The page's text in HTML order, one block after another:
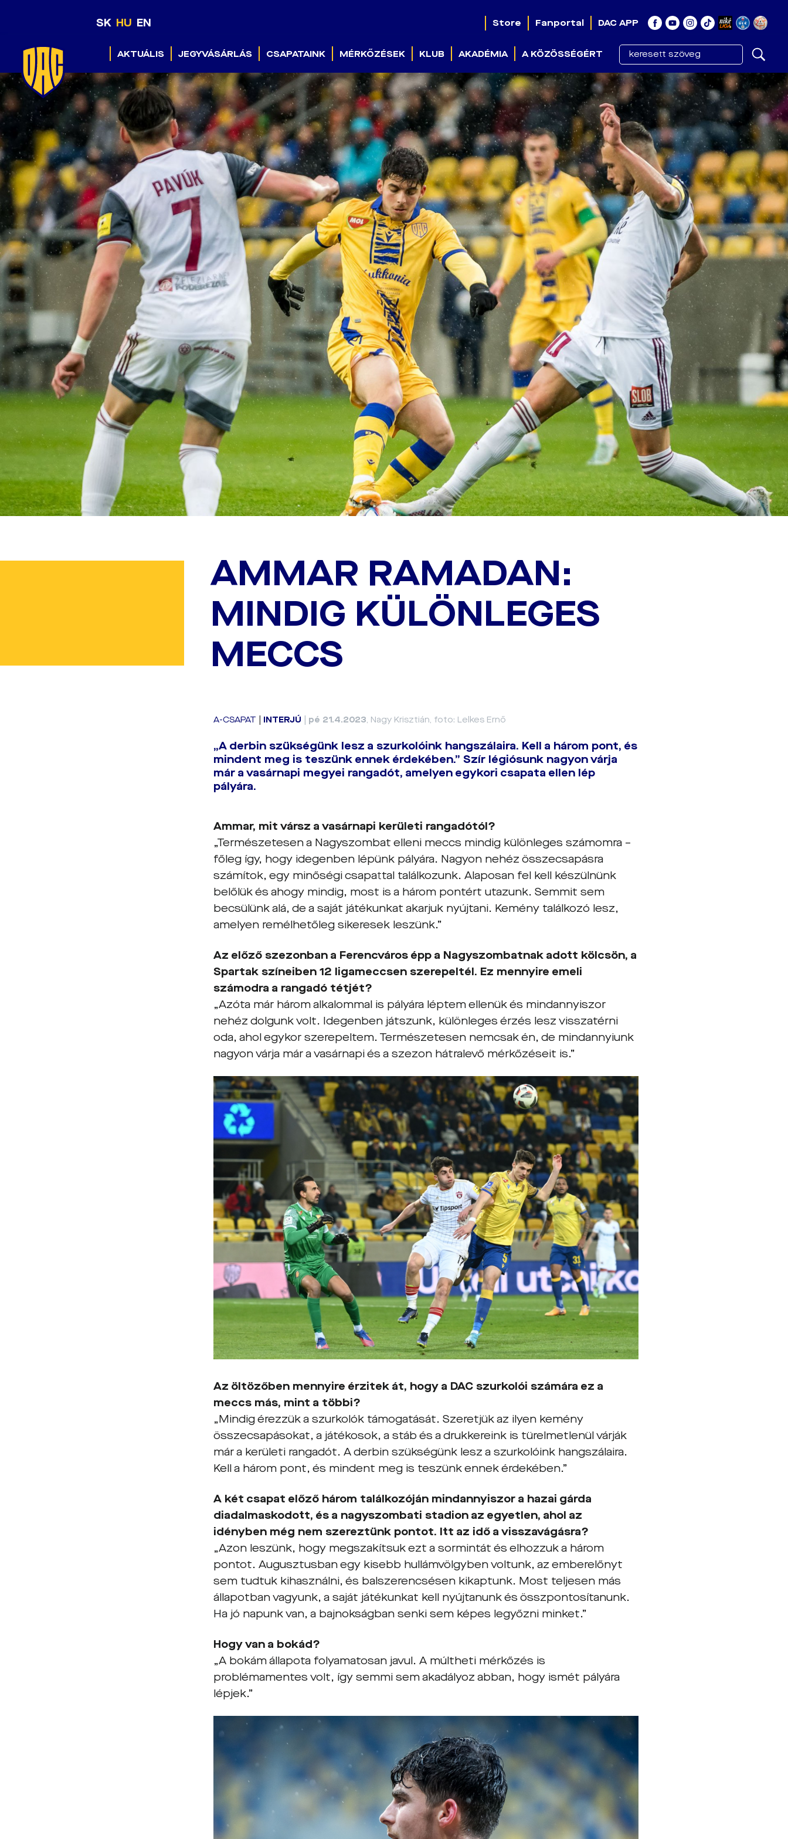
SK HU EN Store Fanportal DAC APP
AKTUÁLIS JEGYVÁSÁRLÁS CSAPATAINK MÉRKŐZÉSEK KLUB AKADÉMIA A KÖZÖSSÉGÉRT
AMMAR RAMADAN:
MINDIG KÜLÖNLEGES
MECCS
A-CSAPAT INTERJÚ pé 21.4.2023, Nagy Krisztián, foto: Lelkes Ernő
„A derbin szükségünk lesz a szurkolóink hangszálaira. Kell a három pont, és
mindent meg is teszünk ennek érdekében.” Szír légiósunk nagyon várja
már a vasárnapi megyei rangadót, amelyen egykori csapata ellen lép
pályára.
Ammar, mit vársz a vasárnapi kerületi rangadótól?
„Természetesen a Nagyszombat elleni meccs mindig különleges számomra –
főleg így, hogy idegenben lépünk pályára. Nagyon nehéz összecsapásra
számítok, egy minőségi csapattal találkozunk. Alaposan fel kell készülnünk
belőlük és ahogy mindig, most is a három pontért utazunk. Semmit sem
becsülünk alá, de a saját játékunkat akarjuk nyújtani. Kemény találkozó lesz,
amelyen remélhetőleg sikeresek leszünk.”
Az előző szezonban a Ferencváros épp a Nagyszombatnak adott kölcsön, a
Spartak színeiben 12 ligameccsen szerepeltél. Ez mennyire emeli
számodra a rangadó tétjét?
„Azóta már három alkalommal is pályára léptem ellenük és mindannyiszor
nehéz dolgunk volt. Idegenben játszunk, különleges érzés lesz visszatérni
oda, ahol egykor szerepeltem. Természetesen nemcsak én, de mindannyiunk
nagyon várja már a vasárnapi és a szezon hátralevő mérkőzéseit is.”
Az öltözőben mennyire érzitek át, hogy a DAC szurkolói számára ez a
meccs más, mint a többi?
„Mindig érezzük a szurkolók támogatását. Szeretjük az ilyen kemény
összecsapásokat, a játékosok, a stáb és a drukkereink is türelmetlenül várják
már a kerületi rangadót. A derbin szükségünk lesz a szurkolóink hangszálaira.
Kell a három pont, és mindent meg is teszünk ennek érdekében.”
A két csapat előző három találkozóján mindannyiszor a hazai gárda
diadalmaskodott, és a nagyszombati stadion az egyetlen, ahol az
idényben még nem szereztünk pontot. Itt az idő a visszavágásra?
„Azon leszünk, hogy megszakítsuk ezt a sormintát és elhozzuk a három
pontot. Augusztusban egy kisebb hullámvölgyben voltunk, az emberelőnyt
sem tudtuk kihasználni, és balszerencsésen kikaptunk. Most teljesen más
állapotban vagyunk, a saját játékunkat kell nyújtanunk és összpontosítanunk.
Ha jó napunk van, a bajnokságban senki sem képes legyőzni minket.”
Hogy van a bokád?
„A bokám állapota folyamatosan javul. A múltheti mérkőzés is
problémamentes volt, így semmi sem akadályoz abban, hogy ismét pályára
lépjek.”